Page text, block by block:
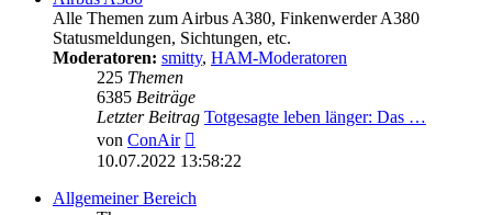
Alle Themen zum Airbus A380, Finkenwerder A380
Statusmeldungen, Sichtungen, etc.
Moderatoren: smitty, HAM-Moderatoren
225 Themen
6385 Beiträge
Letzter Beitrag Totgesagte leben länger: Das …
von ConAir
Beitrag
10.07.2022 13:58:22
Allgemeiner Bereich